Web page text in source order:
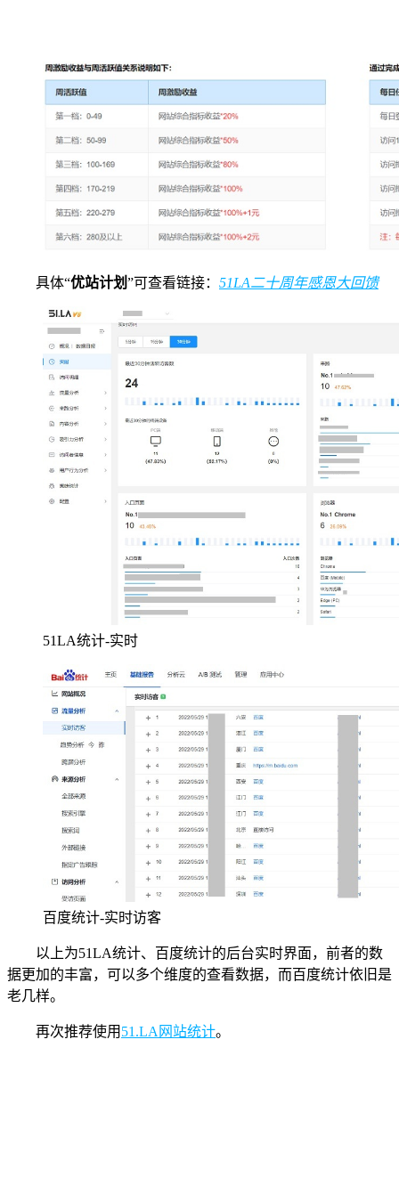
具体“优站计划”可查看链接： 51LA二十周年感恩大回馈
51LA统计-实时
百度统计-实时访客
以上为51LA统计、百度统计的后台实时界面，前者的数
据更加的丰富，可以多个维度的查看数据，而百度统计依旧是
老几样。
再次推荐使用 51.LA网站统计。